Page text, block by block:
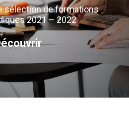
sélection de formations
2021 – 2022